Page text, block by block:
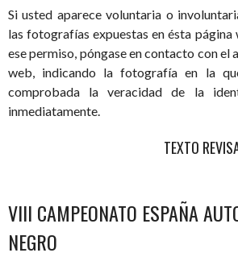
Si usted aparece voluntaria o
las fotografías expuestas en ésta página
ese permiso, póngase en contacto con el
web, indicando la fotografía en la
comprobada la veracidad de la
inmediatamente.
TEXTO
VIII CAMPEONATO ESPAÑA
NEGRO